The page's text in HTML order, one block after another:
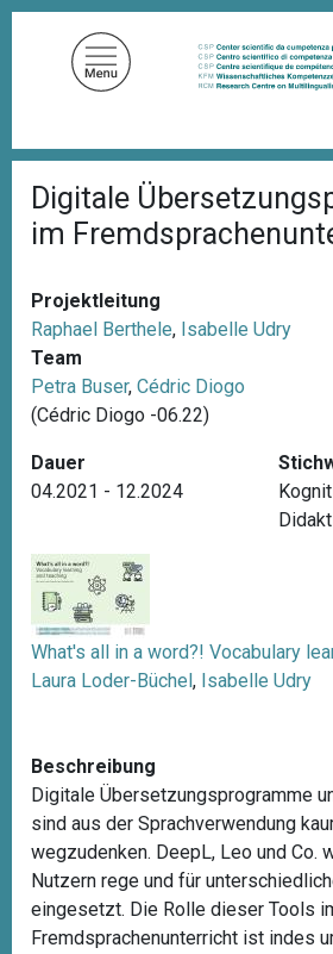
D
f
a
d
v
i
g
a
t
i
o
Digitale
im
Projektleitung
Raphael Berthele, Isabelle Udry
Team
Petra Buser, Cédric Diogo
(Cédric Diogo -06.22)
Dauer
04.2021 - 12.2024
What's all in a word?! Vocabulary
Laura Loder-Büchel , Isabelle Udry
Beschreibung
Digitale Übersetzungsprogramme
sind aus der Sprachverwendung
wegzudenken. DeepL, Leo und Co.
Nutzern rege und für
eingesetzt. Die Rolle dieser Tools
Fremdsprachenunterricht ist indes